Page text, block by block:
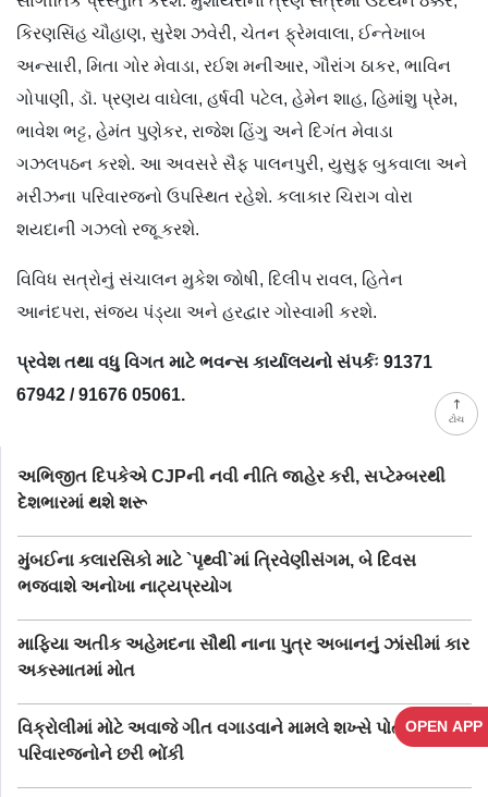
OPEN APP
ટોચ
કિરણસિંહ ચૌહાણ, સુરેશ ઝવેરી, ચેતન ફ્રેમવાલા, ઈન્તેખાબ
અન્સારી, મિતા ગોર મેવાડા, રઈશ મનીઆર, ગૌરાંગ ઠાકર, ભાવિન
ગોપાણી, ડૉ. પ્રણય વાઘેલા, હર્ષવી પટેલ, હેમેન શાહ, હિમાંશુ પ્રેમ,
ભાવેશ ભટ્ટ, હેમંત પુણેકર, રાજેશ હિંગુ અને દિગંત મેવાડા
ગઝલપઠન કરશે. આ અવસરે સૈફ પાલનપુરી, યુસુફ બુકવાલા અને
મરીઝના પરિવારજનો ઉપસ્થિત રહેશે. કલાકાર ચિરાગ વોરા
શયદાની ગઝલો રજૂ કરશે.
વિવિધ સત્રોનું સંચાલન મુકેશ જોષી, દિલીપ રાવલ, હિતેન
આનંદપરા, સંજય પંડ્યા અને હરદ્વાર ગોસ્વામી કરશે.
પ્રવેશ તથા વધુ વિગત માટે ભવન્સ કાર્યાલયનો સંપર્કઃ 91371
67942 / 91676 05061.
અભિજીત દિપકેએ CJPની નવી નીતિ જાહેર કરી, સપ્ટેમ્બરથી
દેશભારમાં થશે શરૂ
મુંબઈના કલારસિકો માટે `પૃથ્વી`માં ત્રિવેણીસંગમ, બે દિવસ
ભજવાશે અનોખા નાટ્યપ્રયોગ
માફિયા અતીક અહેમદના સૌથી નાના પુત્ર અબાનનું ઝાંસીમાં કાર
અકસ્માતમાં મોત
વિક્રોલીમાં મોટે અવાજે ગીત વગાડવાને મામલે શખ્સે પોતાના જ
પરિવારજનોને છરી ભોંકી